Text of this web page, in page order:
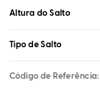
Altura do Salto
Tipo de Salto
Código de Referência